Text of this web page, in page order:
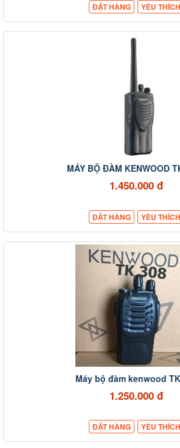
ĐẶT HÀNG YÊU THÍCH
MÁY BỘ ĐÀM KENWOOD
1.450.000 đ
ĐẶT HÀNG YÊU THÍCH
Máy bộ đàm kenwood
1.250.000 đ
ĐẶT HÀNG YÊU THÍCH